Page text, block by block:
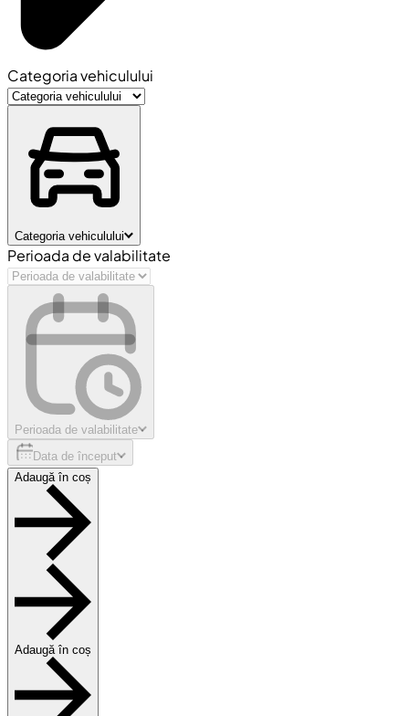
Categoria vehiculului
Categoria vehiculului
Perioada de valabilitate
Perioada de valabilitate
Data de început
Adaugă în coș
Adaugă în coș